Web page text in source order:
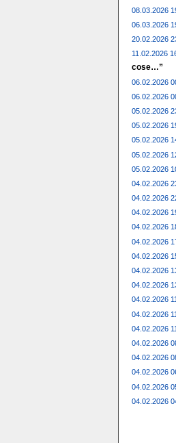
08.03.2026
06.03.2026
20.02.2026
11.02.2026
cose…”
06.02.2026
06.02.2026
05.02.2026
05.02.2026
05.02.2026
05.02.2026
05.02.2026
04.02.2026
04.02.2026
04.02.2026
04.02.2026
04.02.2026
04.02.2026
04.02.2026
04.02.2026
04.02.2026
04.02.2026
04.02.2026
04.02.2026
04.02.2026
04.02.2026
04.02.2026
04.02.2026